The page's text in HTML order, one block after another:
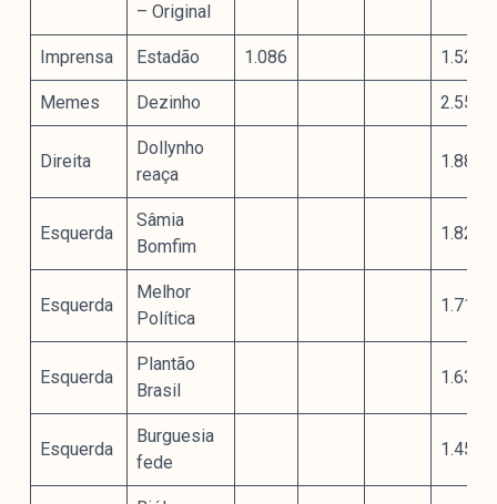
– Original
Imprensa Estadão 1.086 1.529
Memes Dezinho 2.551
Direita
Dollynho
reaça
1.886
Esquerda
Sâmia
Bomfim
1.829
Esquerda
Melhor
Política
1.713
Esquerda
Plantão
Brasil
1.631
Esquerda
Burguesia
fede
1.455